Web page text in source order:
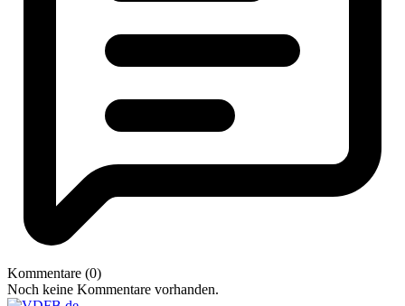
Kommentare (0)
Noch keine Kommentare vorhanden.